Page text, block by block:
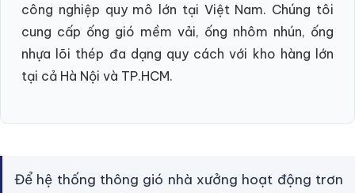
công nghiệp quy mô lớn tại Việt Nam. Chúng tôi
cung cấp ống gió mềm vải, ống nhôm nhún, ống
nhựa lõi thép đa dạng quy cách với kho hàng lớn
tại cả Hà Nội và TP.HCM.
Để hệ thống thông gió nhà xưởng hoạt động trơn